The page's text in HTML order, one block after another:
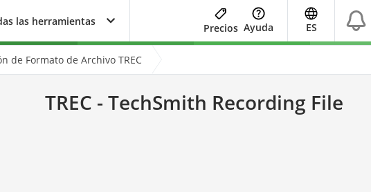
las herramientas
Precios Ayuda ES
de Formato de Archivo TREC
TREC - TechSmith Recording File